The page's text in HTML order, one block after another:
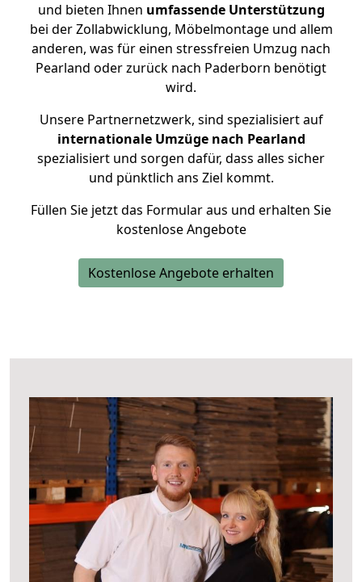
und bieten Ihnen umfassende Unterstützung
bei der Zollabwicklung, Möbelmontage und allem
anderen, was für einen stressfreien Umzug nach
Pearland oder zurück nach Paderborn benötigt
wird.
Unsere Partnernetzwerk, sind spezialisiert auf
internationale Umzüge nach Pearland
spezialisiert und sorgen dafür, dass alles sicher
und pünktlich ans Ziel kommt.
Füllen Sie jetzt das Formular aus und erhalten Sie
kostenlose Angebote
Kostenlose Angebote erhalten